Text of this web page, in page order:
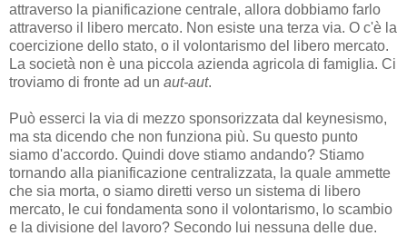
attraverso la pianificazione centrale, allora dobbiamo farlo
attraverso il libero mercato. Non esiste una terza via. O c'è la
coercizione dello stato, o il volontarismo del libero mercato.
La società non è una piccola azienda agricola di famiglia. Ci
troviamo di fronte ad un aut-aut.
Può esserci la via di mezzo sponsorizzata dal keynesismo,
ma sta dicendo che non funziona più. Su questo punto
siamo d'accordo. Quindi dove stiamo andando? Stiamo
tornando alla pianificazione centralizzata, la quale ammette
che sia morta, o siamo diretti verso un sistema di libero
mercato, le cui fondamenta sono il volontarismo, lo scambio
e la divisione del lavoro? Secondo lui nessuna delle due.